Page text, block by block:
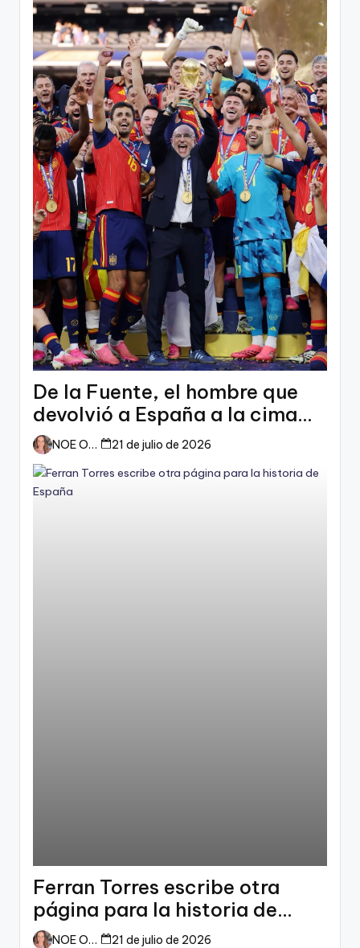
De la Fuente, el hombre que
devolvió a España a la cima
del mundo
NOE ORTIZ 21 de julio de 2026
Ferran Torres escribe otra
página para la historia de
España
NOE ORTIZ 21 de julio de 2026